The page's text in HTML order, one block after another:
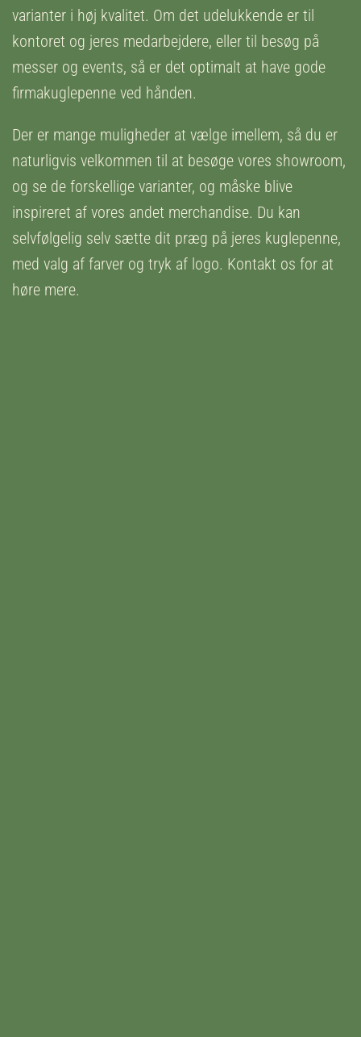
varianter i høj kvalitet. Om det udelukkende er til
kontoret og jeres medarbejdere, eller til besøg på
messer og events, så er det optimalt at have gode
firmakuglepenne ved hånden.
Der er mange muligheder at vælge imellem, så du er
naturligvis velkommen til at besøge vores showroom,
og se de forskellige varianter, og måske blive
inspireret af vores andet merchandise. Du kan
selvfølgelig selv sætte dit præg på jeres kuglepenne,
med valg af farver og tryk af logo. Kontakt os for at
høre mere.